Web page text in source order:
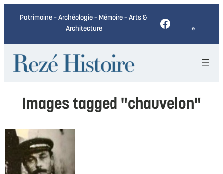
Patrimoine – Archéologie – Mémoire – Arts &
Architecture
Facebook
Images tagged "chauvelon"